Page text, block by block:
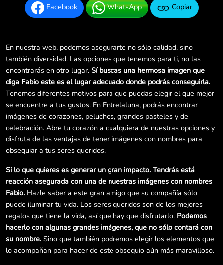
Facebook WhatsApp Copiar
En nuestra web, podemos asegurarte no sólo calidad, sino
también diversidad. Las opciones que tenemos para ti, no las
encontrarás en otro lugar. Sí buscas una hermosa imagen que
diga Fabio este es el lugar adecuado donde podrás conseguirla.
Tenemos diferentes motivos para que puedas elegir el que mejor
se encuentre a tus gustos. En Entrelaluna, podrás encontrar
imágenes de corazones, peluches, grandes pasteles y de
celebración. Abre tu corazón a cualquiera de nuestras opciones y
disfruta de las ventajas de tener imágenes con nombres para
obsequiar a tus seres queridos.
Si lo que quieres es generar un gran impacto. Tendrás está
reacción asegurada con una de nuestras imágenes con nombres
Fabio. Hazle saber a este gran amigo que su compañía sólo
puede iluminar tu vida. Los seres queridos son de los mejores
regalos que tiene la vida, así que hay que disfrutarlo. Podemos
hacerlo con algunas grandes imágenes, que no sólo contará con
su nombre. Sino que también podremos elegir los elementos que
lo acompañan para hacer de este obsequio aún más maravilloso.